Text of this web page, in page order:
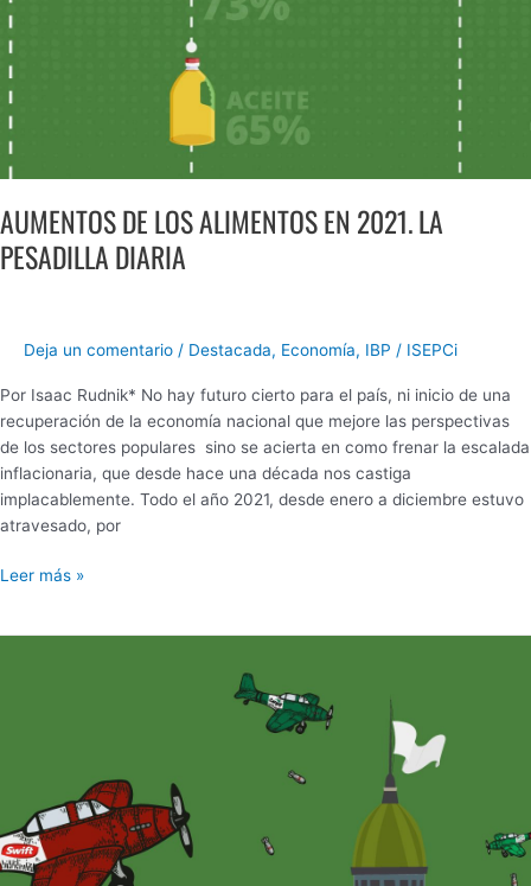
AUMENTOS DE LOS ALIMENTOS EN 2021. LA
PESADILLA DIARIA
Deja un comentario / Destacada, Economía, IBP / ISEPCi
Por Isaac Rudnik* No hay futuro cierto para el país, ni inicio de una
recuperación de la economía nacional que mejore las perspectivas
de los sectores populares sino se acierta en como frenar la escalada
inflacionaria, que desde hace una década nos castiga
implacablemente. Todo el año 2021, desde enero a diciembre estuvo
atravesado, por
Leer más »
FORMADORES
DE
PRECIOS?